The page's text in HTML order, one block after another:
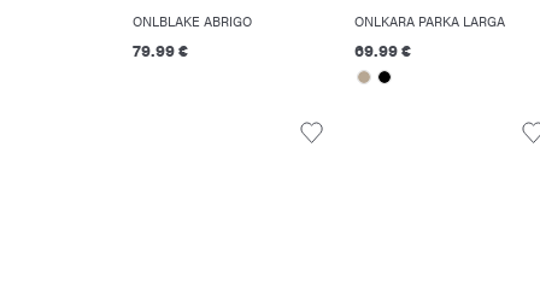
ONLBLAKE ABRIGO
79.99 €
ONLKARA PARKA LARGA
69.99 €